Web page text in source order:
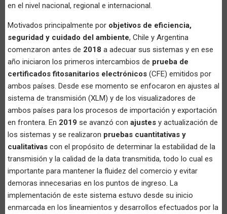
en el nivel nacional, regional e internacional.
Motivados principalmente por objetivos de eficiencia,
seguridad y cuidado del ambiente, Chile y Argentina
comenzaron antes de 2018 a adecuar sus sistemas y en ese
año iniciaron los primeros intercambios de prueba de
certificados fitosanitarios electrónicos (CFE) emitidos por
ambos países. Desde ese momento se enfocaron en ajustes al
sistema de transmisión (XLM) y de los visualizadores de
ambos países para los procesos de importación y exportación
en frontera. En 2019 se avanzó con ajustes y actualización de
los sistemas y se realizaron pruebas cuantitativas y
cualitativas con el propósito de determinar la estabilidad de la
transmisión y la calidad de la data transmitida, todo lo cual es
importante para mantener la fluidez del comercio y evitar
demoras innecesarias en los puntos de ingreso. La
implementación de este sistema estuvo desde su inicio
enmarcada en los lineamientos y desarrollos efectuados por la